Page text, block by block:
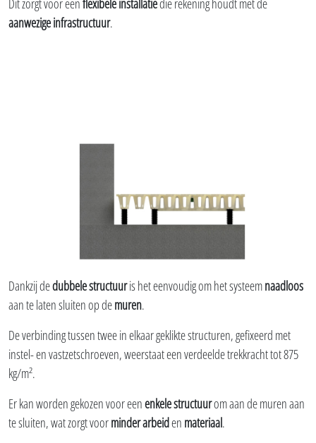
aanwezige infrastructuur.
Dankzij dedubbele structuuris het eenvoudig om het systeemnaadloos
aan te laten sluiten op demuren.
De verbinding tussen twee in elkaar geklikte structuren, gefixeerd met
instel- en vastzetschroeven, weerstaat een verdeelde trekkracht tot 875
kg/m².
Er kan worden gekozen voor eenenkele structuurom aan de muren aan
te sluiten, wat zorgt voorminder arbeiden materiaal.